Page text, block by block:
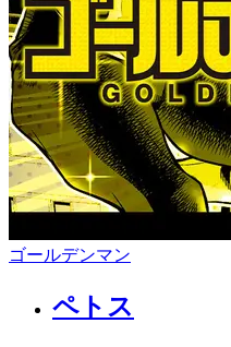
ゴールデンマン
ペトス